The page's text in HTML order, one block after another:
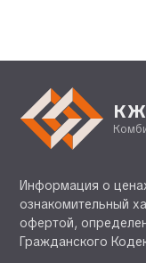
Информация о
ознакомительный
офертой,
Гражданского